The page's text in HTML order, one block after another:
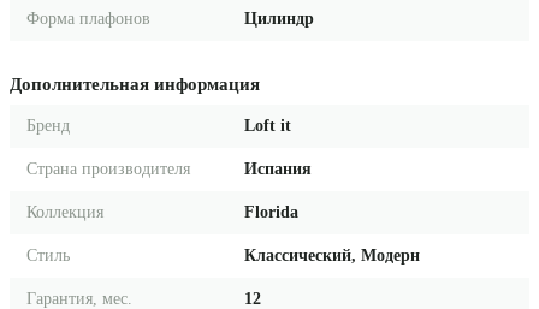
Форма плафонов Цилиндр
Дополнительная информация
Бренд Loft it
Страна производителя Испания
Коллекция Florida
Стиль Классический, Модерн
Гарантия, мес. 12